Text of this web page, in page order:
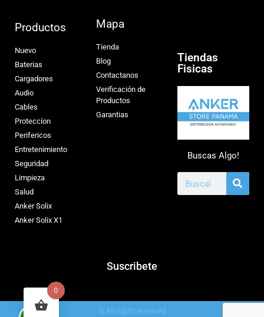
Productos
Nuevo
Baterias
Cargadores
Audio
Cables
Proteccíon
Perifericos
Entretenimiento
Seguridad
Limpieza
Salud
Anker Solix
Anker Solix X1
Mapa
Tienda
Blog
Contactanos
Verificación de
Productos
Garantias
Tiendas
Fisicas
Buscas Algo!
Suscribete
© All rights reserved
0